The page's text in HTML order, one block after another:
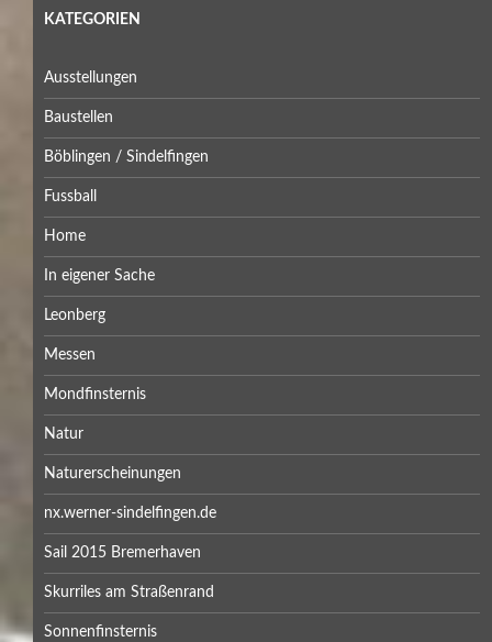
KATEGORIEN
Ausstellungen
Baustellen
Böblingen / Sindelfingen
Fussball
Home
In eigener Sache
Leonberg
Messen
Mondfinsternis
Natur
Naturerscheinungen
nx.werner-sindelfingen.de
Sail 2015 Bremerhaven
Skurriles am Straßenrand
Sonnenfinsternis